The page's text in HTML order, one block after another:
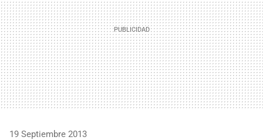
19 Septiembre 2013